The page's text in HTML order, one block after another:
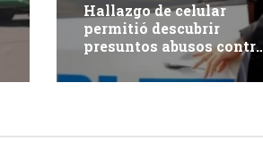
Hallazgo de celular
permitió descubrir
presuntos abusos
adolescente: dos
fueron detenidos